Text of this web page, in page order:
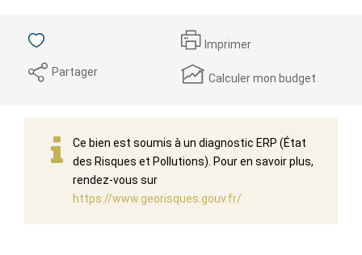
Imprimer
Partager Calculer mon budget
Ce bien est soumis à un diagnostic ERP (État
des Risques et Pollutions). Pour en savoir plus,
rendez-vous sur
https://www.georisques.gouv.fr/